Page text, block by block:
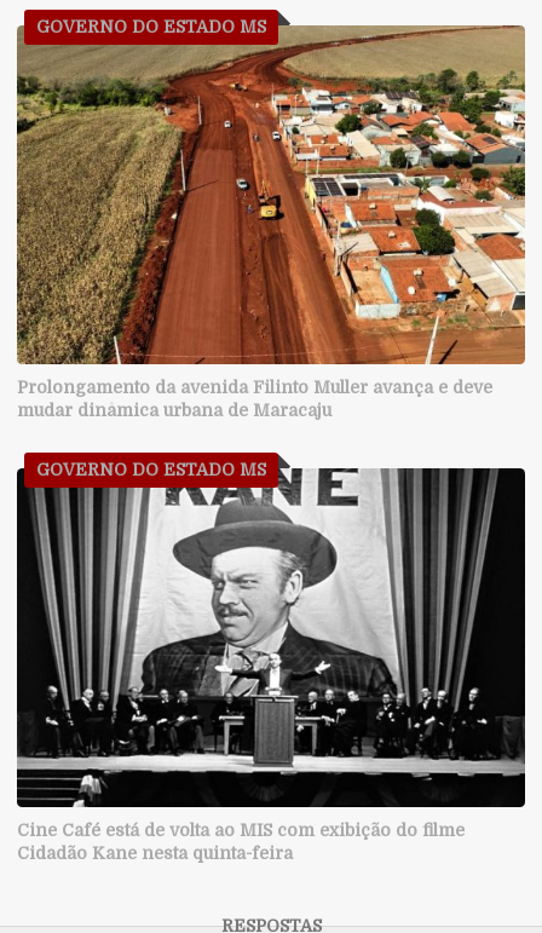
GOVERNO DO ESTADO MS
Prolongamento da avenida Filinto Muller avança e deve
mudar dinâmica urbana de Maracaju
GOVERNO DO ESTADO MS
Cine Café está de volta ao MIS com exibição do filme
Cidadão Kane nesta quinta-feira